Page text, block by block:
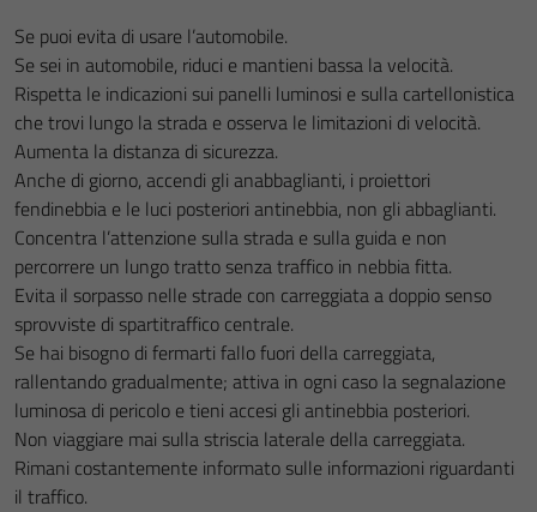
Se puoi evita di usare l’automobile.
Se sei in automobile, riduci e mantieni bassa la velocità.
Rispetta le indicazioni sui panelli luminosi e sulla cartellonistica
che trovi lungo la strada e osserva le limitazioni di velocità.
Aumenta la distanza di sicurezza.
Anche di giorno, accendi gli anabbaglianti, i proiettori
fendinebbia e le luci posteriori antinebbia, non gli abbaglianti.
Concentra l’attenzione sulla strada e sulla guida e non
percorrere un lungo tratto senza traffico in nebbia fitta.
Evita il sorpasso nelle strade con carreggiata a doppio senso
sprovviste di spartitraffico centrale.
Se hai bisogno di fermarti fallo fuori della carreggiata,
rallentando gradualmente; attiva in ogni caso la segnalazione
luminosa di pericolo e tieni accesi gli antinebbia posteriori.
Non viaggiare mai sulla striscia laterale della carreggiata.
Rimani costantemente informato sulle informazioni riguardanti
il traffico.